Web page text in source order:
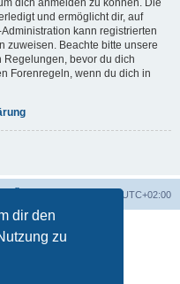
dir den
zu
und ermöglicht dir, auf
kann registrierten
zuweisen. Beachte bitte unsere
bevor du dich
Forenregeln, wenn du dich in
UTC+02:00